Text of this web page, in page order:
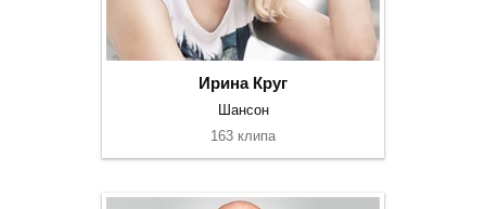
Ирина Круг
Шансон
163 клипа